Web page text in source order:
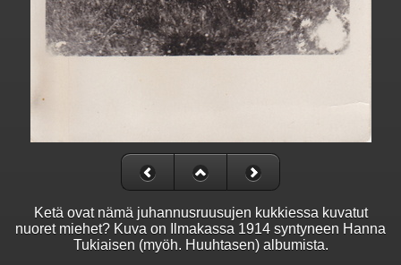
Ketä ovat nämä juhannusruusujen kukkiessa kuvatut
nuoret miehet? Kuva on Ilmakassa 1914 syntyneen Hanna
Tukiaisen (myöh. Huuhtasen) albumista.